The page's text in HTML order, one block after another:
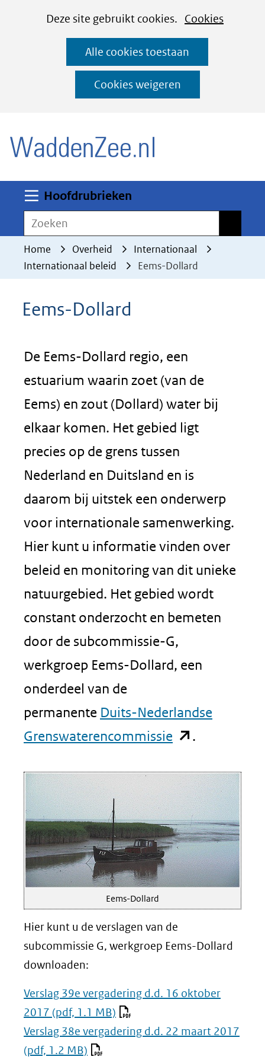
CookiesDeze site gebruikt cookies. Cookies
deze
worden
toegestaan
geweigerd.
Alle cookies toestaan
Cookies weigeren
Ga
naar
de
inhoud
Hoofdrubrieken
Zoeken
Home Overheid
Internationaal
Internationaal beleid
Eems-Dollard
Eems-Dollard
De Eems-Dollard regio, een
estuarium waarin zoet (van de
Eems) en zout (Dollard) water bij
elkaar komen. Het gebied ligt
precies op de grens tussen
Nederland en Duitsland en is
daarom bij uitstek een onderwerp
voor internationale samenwerking.
Hier kunt u informatie vinden over
beleid en monitoring van dit unieke
natuurgebied. Het gebied wordt
constant onderzocht en bemeten
door de subcommissie-G,
werkgroep Eems-Dollard, een
onderdeel van de
permanente Duits-Nederlandse
Grenswaterencommissie (opent
nieuw
venster)
(verwijst
naar
een
website)
.
Eems-Dollard
Hier kunt u de verslagen van de
subcommissie G, werkgroep Eems-Dollard
downloaden:
Verslag 39e vergadering d.d. 16 oktober
2017 (pdf, 1.1 MB)
Verslag 38e vergadering d.d. 22 maart 2017
(pdf, 1.2 MB)